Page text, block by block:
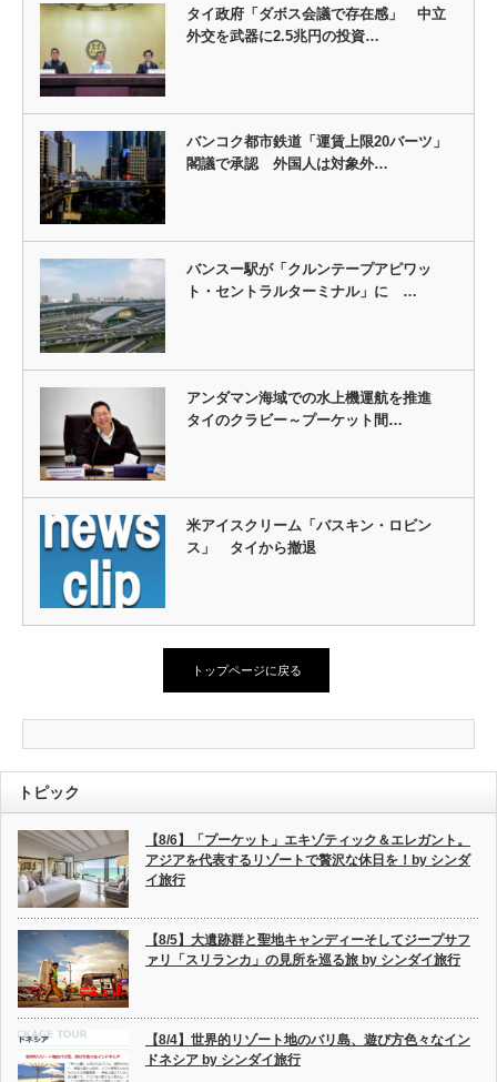
タイ政府「ダボス会議で存在感」 中立
外交を武器に2.5兆円の投資…
バンコク都市鉄道「運賃上限20バーツ」
閣議で承認 外国人は対象外…
バンスー駅が「クルンテープアピワッ
ト・セントラルターミナル」に …
アンダマン海域での水上機運航を推進
タイのクラビー～プーケット間…
米アイスクリーム「バスキン・ロビン
ス」 タイから撤退
トップページに戻る
トピック
【8/6】「プーケット」エキゾティック＆エレガント。
アジアを代表するリゾートで贅沢な休日を！by シンダ
イ旅行
【8/5】大遺跡群と聖地キャンディーそしてジープサフ
ァリ「スリランカ」の見所を巡る旅 by シンダイ旅行
【8/4】世界的リゾート地のバリ島、遊び方色々なイン
ドネシア by シンダイ旅行